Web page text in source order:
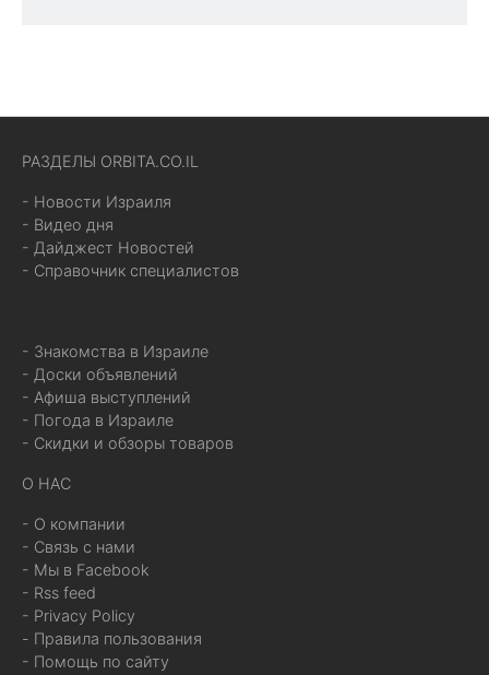
РАЗДЕЛЫ ORBITA.CO.IL
- Новости Израиля
- Видео дня
- Дайджест Новостей
- Справочник специалистов
- Знакомства в Израиле
- Доски объявлений
- Афиша выступлений
- Погода в Израиле
- Скидки и обзоры товаров
О НАС
- О компании
- Связь с нами
- Мы в Facebook
- Rss feed
- Privacy Policy
- Правила пользования
- Помощь по сайту